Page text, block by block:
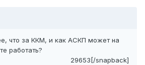
что за ККМ, и как АСКП может на
работать?
29653[/snapback]